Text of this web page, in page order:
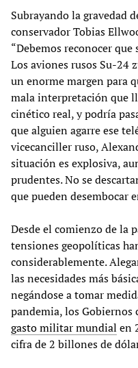
Subrayando la gravedad
conservador Tobias
“Debemos reconocer
Los aviones rusos Su-24
un enorme margen para
mala interpretación que
cinético real, y podría
que alguien agarre ese
vicecanciller ruso,
situación es explosiva,
prudentes. No se
que pueden desembocar
Desde el comienzo de la
tensiones geopolíticas
considerablemente.
las necesidades más
negándose a tomar
pandemia, los
gasto militar mundial en
cifra de 2 billones de